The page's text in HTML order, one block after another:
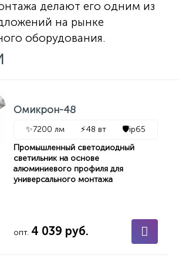
делают его одним из
на рынке
оборудования.
Омикрон-48
✨7200 лм ⚡48 вт 🛡️ip65
Промышленный светодиодный
светильник на основе
алюминиевого профиля для
универсального монтажа
опт. 4 039 руб.